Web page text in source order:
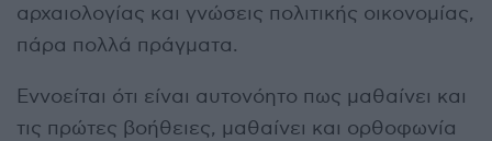
αρχαιολογίας και γνώσεις πολιτικής οικονομίας,
πάρα πολλά πράγματα.
Εννοείται ότι είναι αυτονόητο πως μαθαίνει και
τις πρώτες βοήθειες, μαθαίνει και ορθοφωνία